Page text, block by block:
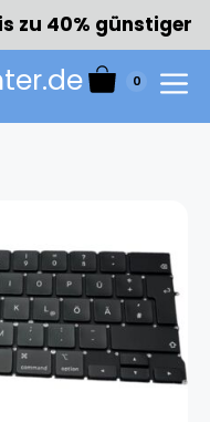
zu 40% günstiger
0
Menü